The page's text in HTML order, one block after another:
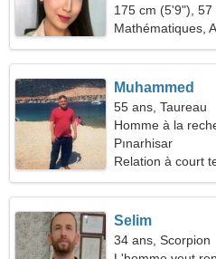
175 cm (5'9"),
Mathématiques,
Muhammed
55 ans, Taureau
Homme à la
Pınarhisar
Relation à court
Selim
34 ans, Scorpion